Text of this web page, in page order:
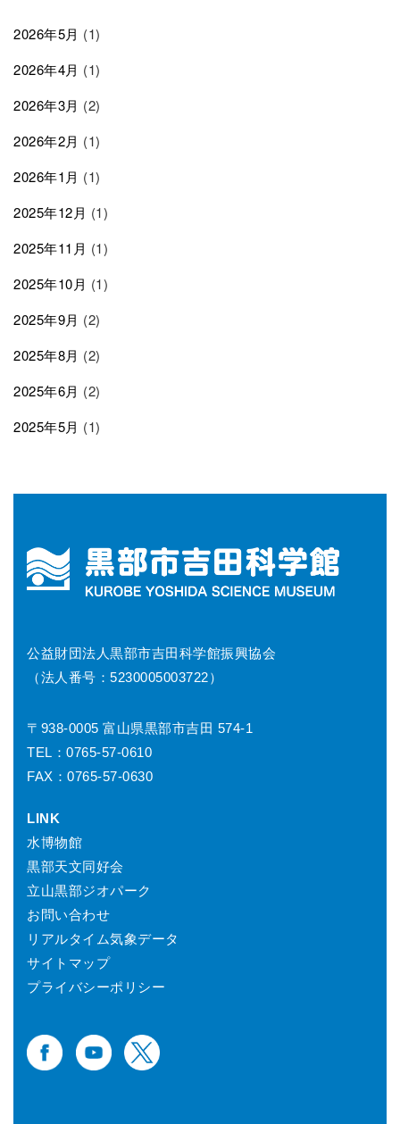
2026年5月 (1)
2026年4月 (1)
2026年3月 (2)
2026年2月 (1)
2026年1月 (1)
2025年12月 (1)
2025年11月 (1)
2025年10月 (1)
2025年9月 (2)
2025年8月 (2)
2025年6月 (2)
2025年5月 (1)
公益財団法人黒部市吉田科学館振興協会
（法人番号：5230005003722）
〒938-0005 富山県黒部市吉田 574-1
TEL：0765-57-0610
FAX：0765-57-0630
LINK
水博物館
黒部天文同好会
立山黒部ジオパーク
お問い合わせ
リアルタイム気象データ
サイトマップ
プライバシーポリシー